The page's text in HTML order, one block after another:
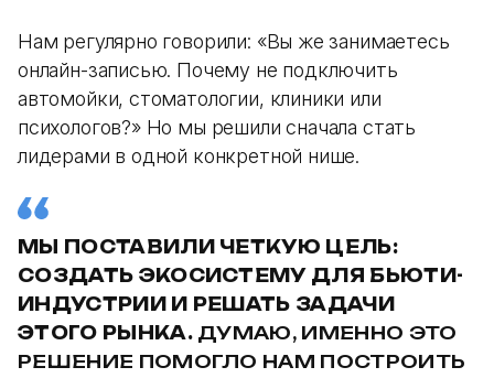
Нам регулярно говорили: «Вы же занимаетесь
онлайн-записью. Почему не подключить
автомойки, стоматологии, клиники или
психологов?» Но мы решили сначала стать
лидерами в одной конкретной нише.
МЫ ПОСТАВИЛИ ЧЕТКУЮ ЦЕЛЬ:
СОЗДАТЬ ЭКОСИСТЕМУ ДЛЯ БЬЮТИ-
ИНДУСТРИИ И РЕШАТЬ ЗАДАЧИ
ЭТОГО РЫНКА. ДУМАЮ, ИМЕННО ЭТО
РЕШЕНИЕ ПОМОГЛО НАМ ПОСТРОИТЬ